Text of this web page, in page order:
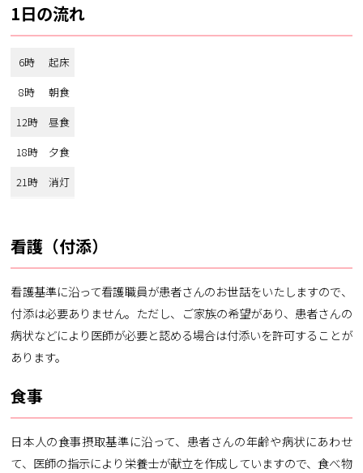
1日の流れ
6時
起床
8時
朝食
12時
昼食
18時
夕食
21時
消灯
看護（付添）
看護基準に沿って看護職員が患者さんのお世話をいたしますので、
付添は必要ありません。ただし、ご家族の希望があり、患者さんの
病状などにより医師が必要と認める場合は付添いを許可することが
あります。
食事
日本人の食事摂取基準に沿って、患者さんの年齢や病状にあわせ
て、医師の指示により栄養士が献立を作成していますので、食べ物